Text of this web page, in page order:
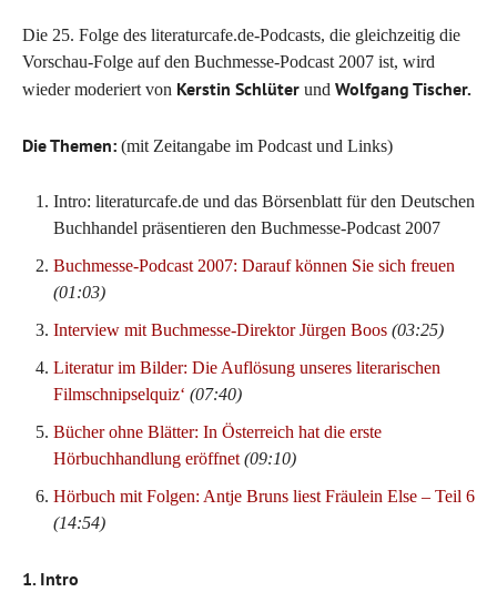
Die 25. Folge des literaturcafe.de-Podcasts, die gleichzeitig die
Vorschau-Folge auf den Buchmesse-Podcast 2007 ist, wird
wieder moderiert von Kerstin Schlüter und Wolfgang Tischer.
Die Themen: (mit Zeitangabe im Podcast und Links)
Intro: literaturcafe.de und das Börsenblatt für den Deutschen
Buchhandel präsentieren den Buchmesse-Podcast 2007
Buchmesse-Podcast 2007: Darauf können Sie sich freuen
(01:03)
Interview mit Buchmesse-Direktor Jürgen Boos (03:25)
Literatur im Bilder: Die Auflösung unseres literarischen
Filmschnipselquiz‘ (07:40)
Bücher ohne Blätter: In Österreich hat die erste
Hörbuchhandlung eröffnet (09:10)
Hörbuch mit Folgen: Antje Bruns liest Fräulein Else – Teil 6
(14:54)
1. Intro